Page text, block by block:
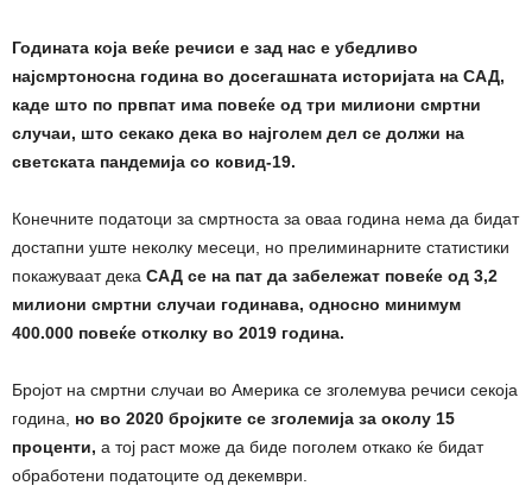
Годината која веќе речиси е зад нас е убедливо
најсмртоносна година во досегашната историјата на САД,
каде што по првпат има повеќе од три милиони смртни
случаи, што секако дека во најголем дел се должи на
светската пандемија со ковид-19.
Конечните податоци за смртноста за оваа година нема да бидат
достапни уште неколку месеци, но прелиминарните статистики
покажуваат дека САД се на пат да забележат повеќе од 3,2
милиони смртни случаи годинавa, односно минимум
400.000 повеќе отколку во 2019 година.
Бројот на смртни случаи во Америка се зголемува речиси секоја
година, но во 2020 бројките се зголемија за околу 15
проценти, а тој раст може да биде поголем откако ќе бидат
обработени податоците од декември.